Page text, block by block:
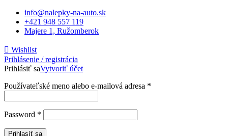
info@nalepky-na-auto.sk
+421 948 557 119
Majere 1, Ružomberok
Wishlist
Prihlásenie / registrácia
Prihlásiť saVytvoriť účet
Používateľské meno alebo e-mailová adresa *
Password *
Prihlasíť sa